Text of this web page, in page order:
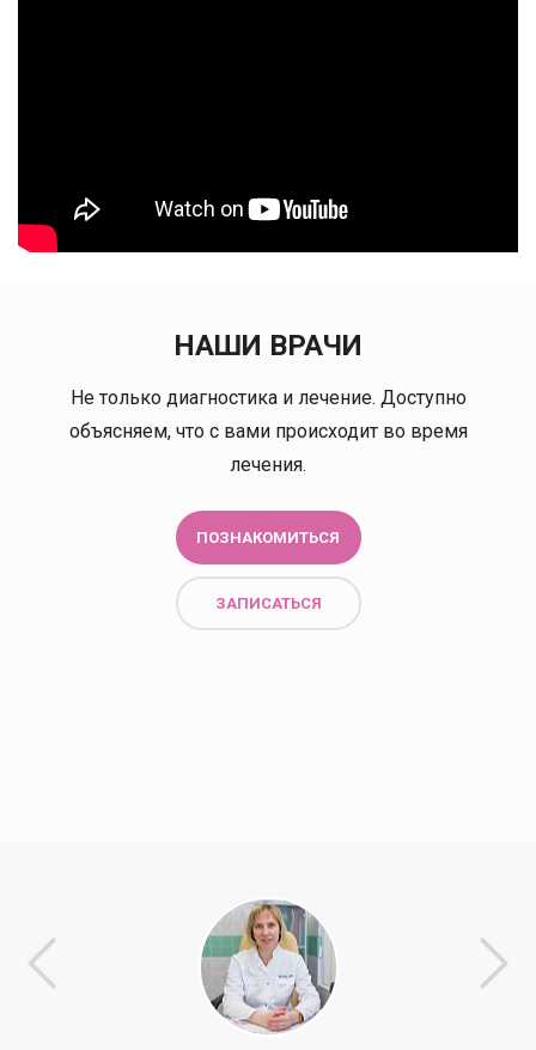
НАШИ ВРАЧИ
Не только диагностика и лечение. Доступно
объясняем, что с вами происходит во время
лечения.
ПОЗНАКОМИТЬСЯ
ЗАПИСАТЬСЯ